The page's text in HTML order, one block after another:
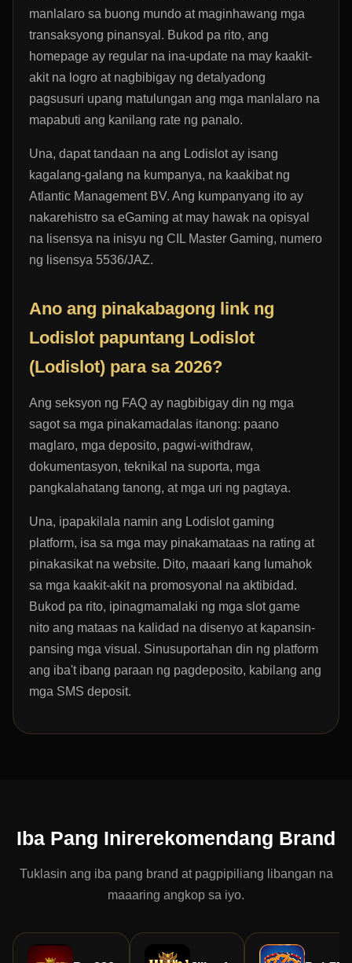
manlalaro sa buong mundo at maginhawang mga
transaksyong pinansyal. Bukod pa rito, ang
homepage ay regular na ina-update na may kaakit-
akit na logro at nagbibigay ng detalyadong
pagsusuri upang matulungan ang mga manlalaro na
mapabuti ang kanilang rate ng panalo.
Una, dapat tandaan na ang Lodislot ay isang
kagalang-galang na kumpanya, na kaakibat ng
Atlantic Management BV. Ang kumpanyang ito ay
nakarehistro sa eGaming at may hawak na opisyal
na lisensya na inisyu ng CIL Master Gaming, numero
ng lisensya 5536/JAZ.
Ano ang pinakabagong link ng
Lodislot papuntang Lodislot
(Lodislot) para sa 2026?
Ang seksyon ng FAQ ay nagbibigay din ng mga
sagot sa mga pinakamadalas itanong: paano
maglaro, mga deposito, pagwi-withdraw,
dokumentasyon, teknikal na suporta, mga
pangkalahatang tanong, at mga uri ng pagtaya.
Una, ipapakilala namin ang Lodislot gaming
platform, isa sa mga may pinakamataas na rating at
pinakasikat na website. Dito, maaari kang lumahok
sa mga kaakit-akit na promosyonal na aktibidad.
Bukod pa rito, ipinagmamalaki ng mga slot game
nito ang mataas na kalidad na disenyo at kapansin-
pansing mga visual. Sinusuportahan din ng platform
ang iba't ibang paraan ng pagdeposito, kabilang ang
mga SMS deposit.
Iba Pang Inirerekomendang Brand
Tuklasin ang iba pang brand at pagpipiliang libangan na
maaaring angkop sa iyo.